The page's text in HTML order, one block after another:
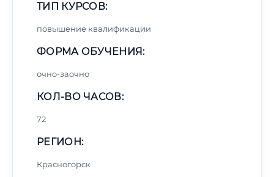
ТИП КУРСОВ:
повышение квалификации
ФОРМА ОБУЧЕНИЯ:
очно-заочно
КОЛ-ВО ЧАСОВ:
72
РЕГИОН:
Красногорск